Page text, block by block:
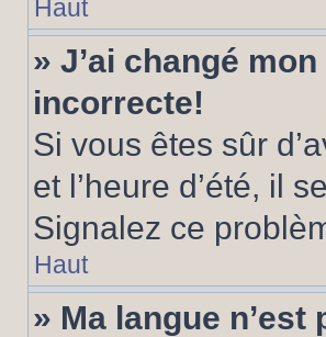
Haut
» J’ai changé
incorrecte!
Si vous êtes sûr
et l’heure d’été, il
Signalez ce
Haut
» Ma langue